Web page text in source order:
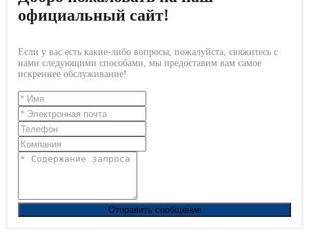
официальный сайт!
Если у вас есть какие-либо вопросы, пожалуйста, свяжитесь с
нами следующими способами, мы предоставим вам самое
искреннее обслуживание!
Отправить сообщение